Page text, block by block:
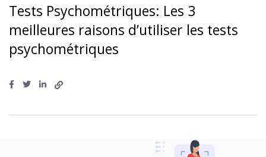
Tests Psychométriques: Les 3
meilleures raisons d’utiliser les tests
psychométriques